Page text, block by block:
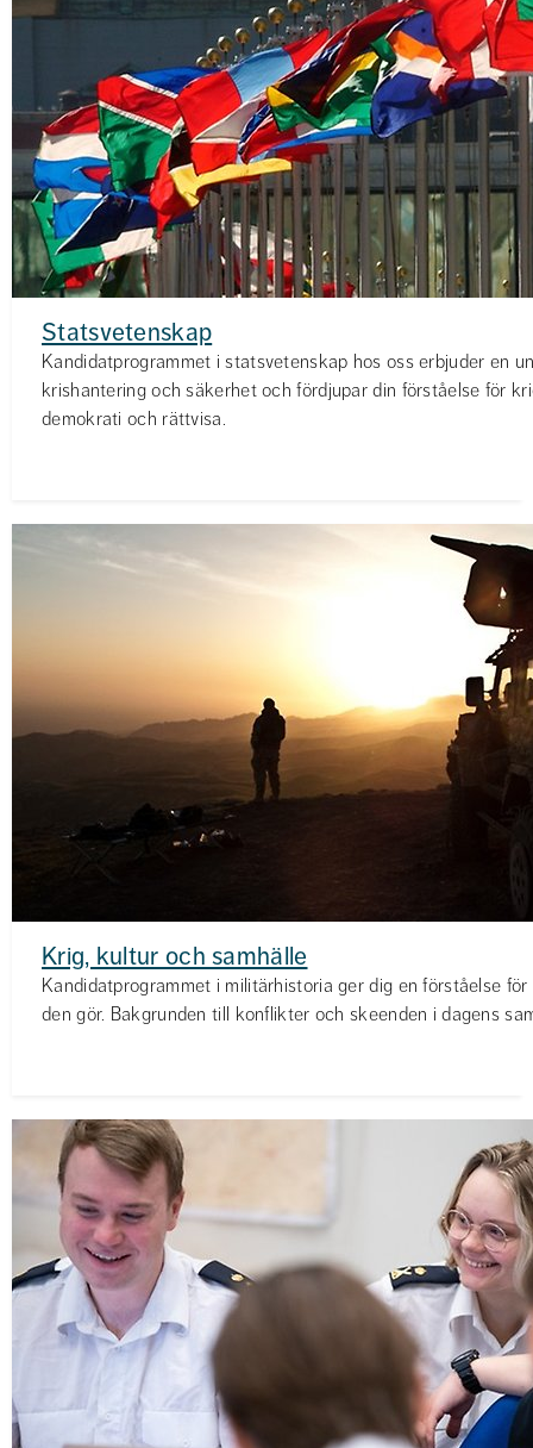
Statsvetenskap
Kandidatprogrammet i statsvetenskap hos oss erbjuder en
krishantering och säkerhet och fördjupar din förståelse för
demokrati och rättvisa.
Krig, kultur och samhälle
Kandidatprogrammet i militärhistoria ger dig en förståelse
den gör. Bakgrunden till konflikter och skeenden i dagens